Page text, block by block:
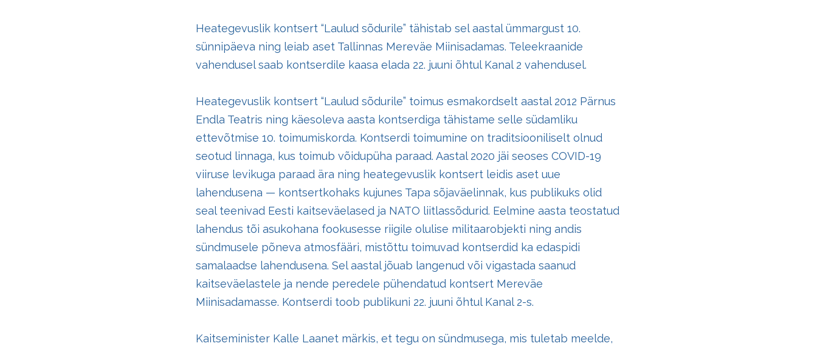
Heategevuslik kontsert “Laulud sõdurile” tähistab sel aastal ümmargust 10.
sünnipäeva ning leiab aset Tallinnas Mereväe Miinisadamas. Teleekraanide
vahendusel saab kontserdile kaasa elada 22. juuni õhtul Kanal 2 vahendusel.
Heategevuslik kontsert “Laulud sõdurile” toimus esmakordselt aastal 2012 Pärnus
Endla Teatris ning käesoleva aasta kontserdiga tähistame selle südamliku
ettevõtmise 10. toimumiskorda. Kontserdi toimumine on traditsiooniliselt olnud
seotud linnaga, kus toimub võidupüha paraad. Aastal 2020 jäi seoses COVID-19
viiruse levikuga paraad ära ning heategevuslik kontsert leidis aset uue
lahendusena — kontsertkohaks kujunes Tapa sõjaväelinnak, kus publikuks olid
seal teenivad Eesti kaitseväelased ja NATO liitlassõdurid. Eelmine aasta teostatud
lahendus tõi asukohana fookusesse riigile olulise militaarobjekti ning andis
sündmusele põneva atmosfääri, mistõttu toimuvad kontserdid ka edaspidi
samalaadse lahendusena. Sel aastal jõuab langenud või vigastada saanud
kaitseväelastele ja nende peredele pühendatud kontsert Mereväe
Miinisadamasse. Kontserdi toob publikuni 22. juuni õhtul Kanal 2-s.
Kaitseminister Kalle Laanet märkis, et tegu on sündmusega, mis tuletab meelde,